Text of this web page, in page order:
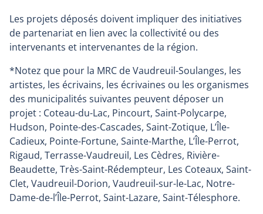
Les projets déposés doivent impliquer des initiatives
de partenariat en lien avec la collectivité ou des
intervenants et intervenantes de la région.
*Notez que pour la MRC de Vaudreuil-Soulanges, les
artistes, les écrivains, les écrivaines ou les organismes
des municipalités suivantes peuvent déposer un
projet : Coteau-du-Lac, Pincourt, Saint-Polycarpe,
Hudson, Pointe-des-Cascades, Saint-Zotique, L’Île-
Cadieux, Pointe-Fortune, Sainte-Marthe, L’Île-Perrot,
Rigaud, Terrasse-Vaudreuil, Les Cèdres, Rivière-
Beaudette, Très-Saint-Rédempteur, Les Coteaux, Saint-
Clet, Vaudreuil-Dorion, Vaudreuil-sur-le-Lac, Notre-
Dame-de-l’Île-Perrot, Saint-Lazare, Saint-Télesphore.